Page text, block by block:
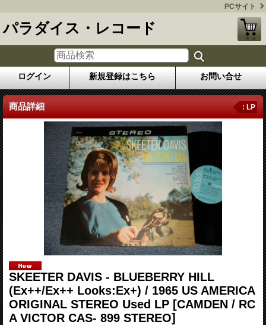
PCサイト
パラダイス・レコード
ログイン 新規登録はこちら お問い合せ
商品詳細 : LP
SKEETER DAVIS - BLUEBERRY HILL
(Ex++/Ex++ Looks:Ex+) / 1965 US AMERICA
ORIGINAL STEREO Used LP [CAMDEN / RC
A VICTOR CAS- 899 STEREO]